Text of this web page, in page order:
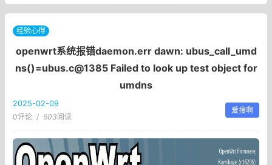
经验心得
openwrt系统报错daemon.err dawn: ubus_call_umd
ns()=ubus.c@1385 Failed to look up test object for
umdns
2025-02-09
0评论 / 603阅读
爱搜啊